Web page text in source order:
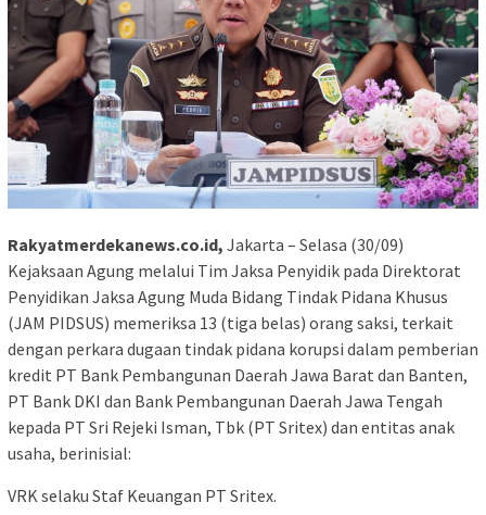
Rakyatmerdekanews.co.id, Jakarta – Selasa (30/09)
Kejaksaan Agung melalui Tim Jaksa Penyidik pada Direktorat
Penyidikan Jaksa Agung Muda Bidang Tindak Pidana Khusus
(JAM PIDSUS) memeriksa 13 (tiga belas) orang saksi, terkait
dengan perkara dugaan tindak pidana korupsi dalam pemberian
kredit PT Bank Pembangunan Daerah Jawa Barat dan Banten,
PT Bank DKI dan Bank Pembangunan Daerah Jawa Tengah
kepada PT Sri Rejeki Isman, Tbk (PT Sritex) dan entitas anak
usaha, berinisial:
VRK selaku Staf Keuangan PT Sritex.